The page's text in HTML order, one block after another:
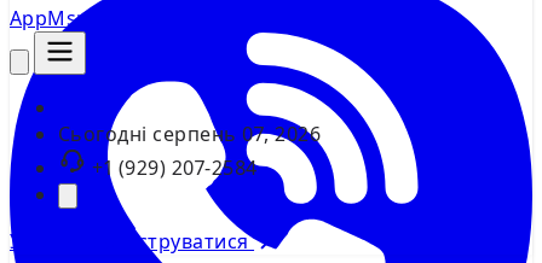
AppMsr
Сьогодні серпень 07, 2026
+1 (929) 207-2584
Увійти Зареєструватися